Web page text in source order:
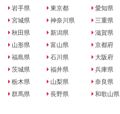
岩手県
宮城県
秋田県
山形県
福島県
茨城県
栃木県
群馬県
東京都
神奈川県
新潟県
富山県
石川県
福井県
山梨県
長野県
愛知県
三重県
滋賀県
京都府
大阪府
兵庫県
奈良県
和歌山県